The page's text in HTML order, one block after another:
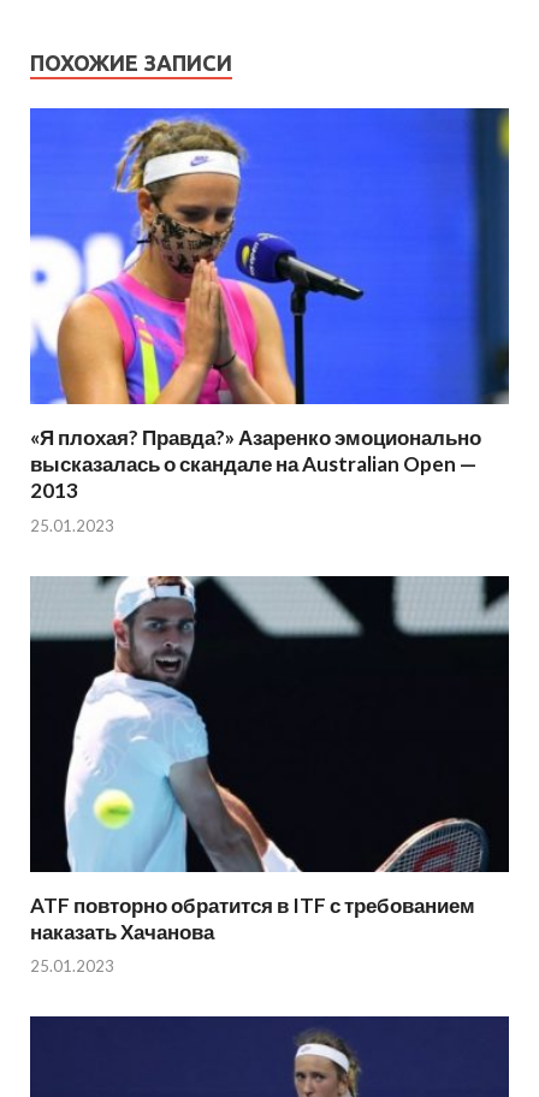
ПОХОЖИЕ ЗАПИСИ
«Я плохая? Правда?» Азаренко эмоционально
высказалась о скандале на Australian Open —
2013
25.01.2023
ATF повторно обратится в ITF с требованием
наказать Хачанова
25.01.2023